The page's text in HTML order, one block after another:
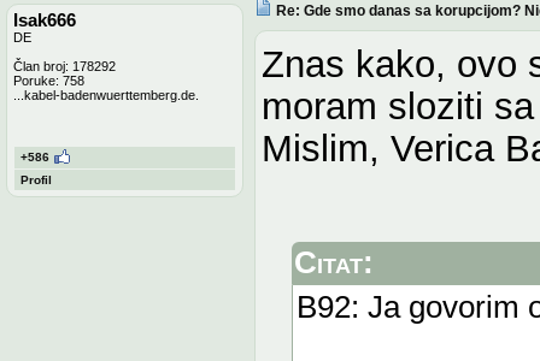
Isak666
DE
Član broj: 178292
Poruke: 758
...kabel-badenwuerttemberg.de.
+586
Profil
Re: Gde smo danas sa korupcijom?
Znas kako, ovo
moram sloziti
Mislim, Verica
Citat:
B92: Ja govorim